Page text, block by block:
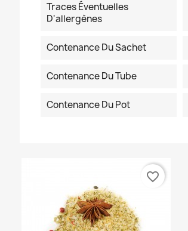
Traces Éventuelles
D'allergènes
Contenance Du Sachet
Contenance Du Tube
Contenance Du Pot
favorite_border